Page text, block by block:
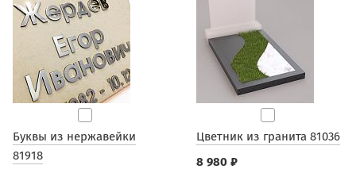
Буквы из нержавейки
81918
Цветник из гранита 81036
8 980 ₽